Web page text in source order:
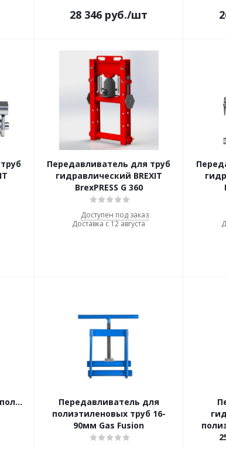
28 346 руб./шт
Передавливатель для труб
гидравлический BREXIT
BrexPRESS G 360
Доступен под заказ
Доставка с 12 августа
труб 16-
Передавливатель для
полиэтиленовых труб 16-
90мм Gas Fusion